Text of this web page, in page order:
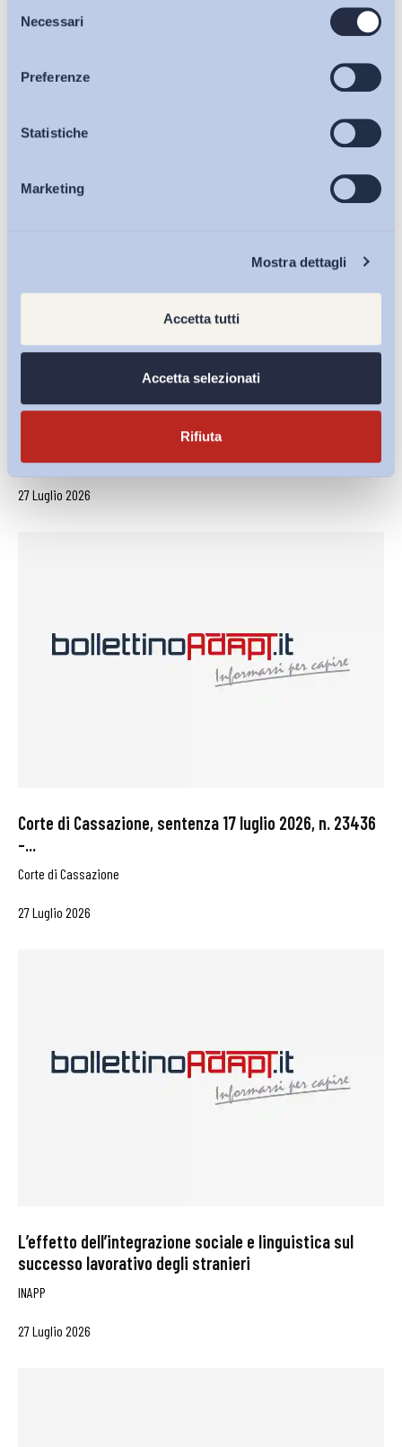
delNecessari
Preferenze
Statistiche
Marketing
Mostra dettagli
Accetta tutti
Accetta selezionati
Rifiuta
Bollettini ADAPT
Articoli
Osservatori
Eventi
Ultimi Interventi
Lavoro mediante piattaforma digitale: uno schema di
27 Luglio 2026
Corte di Cassazione, sentenza 17 luglio 2026, n. 23436
–...
Corte di Cassazione
27 Luglio 2026
L’effetto dell’integrazione sociale e linguistica sul
successo lavorativo degli stranieri
INAPP
27 Luglio 2026